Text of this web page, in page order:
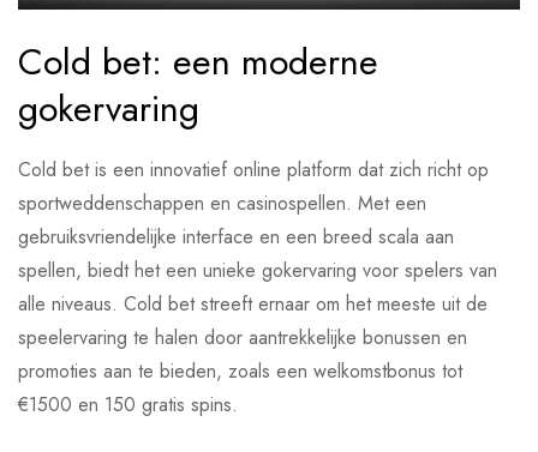
Cold bet: een moderne
gokervaring
Cold bet is een innovatief online platform dat zich richt op
sportweddenschappen en casinospellen. Met een
gebruiksvriendelijke interface en een breed scala aan
spellen, biedt het een unieke gokervaring voor spelers van
alle niveaus. Cold bet streeft ernaar om het meeste uit de
speelervaring te halen door aantrekkelijke bonussen en
promoties aan te bieden, zoals een welkomstbonus tot
€1500 en 150 gratis spins.